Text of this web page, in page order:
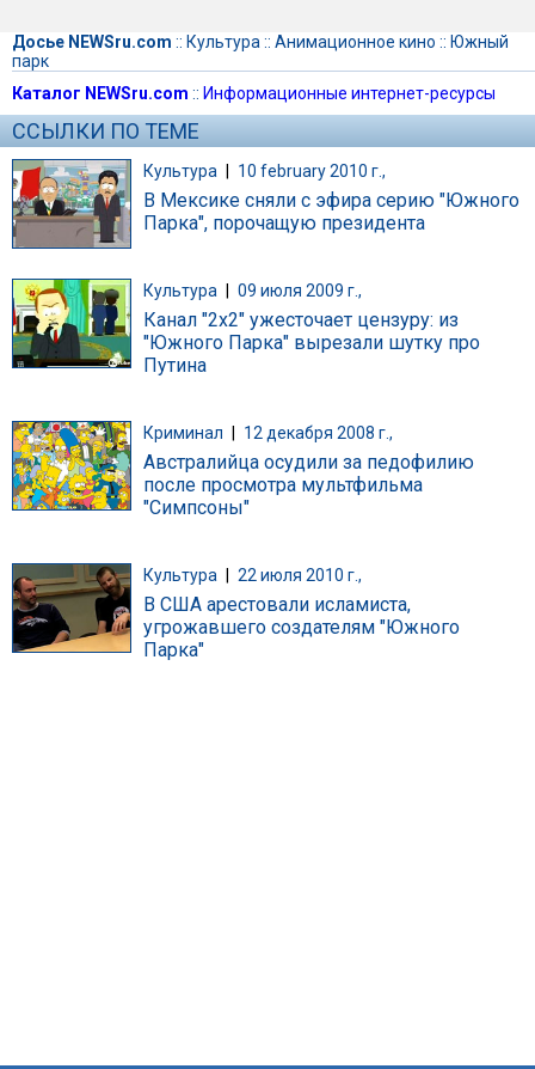
Досье NEWSru.com :: Культура :: Анимационное кино :: Южный
парк
Каталог NEWSru.com :: Информационные интернет-ресурсы
ССЫЛКИ ПО ТЕМЕ
Культура | 10 february 2010 г.,
В Мексике сняли с эфира серию "Южного
Парка", порочащую президента
Культура 09 июля 2009 г.,
Канал "2x2" ужесточает цензуру: из
"Южного Парка" вырезали шутку про
Путина
Криминал 12 декабря 2008 г.,
Австралийца осудили за педофилию
после просмотра мультфильма
"Симпсоны"
Культура 22 июля 2010 г.,
В США арестовали исламиста,
угрожавшего создателям "Южного
Парка"